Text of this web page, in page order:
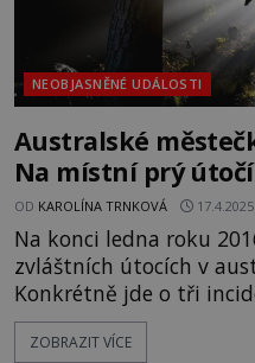
NEOBJASNĚNÉ UDÁLOSTI
Australské
Na místní prý
OD KAROLÍNA TRNKOVÁ 17.4.2025
Na konci ledna roku
zvláštních útocích v
Konkrétně jde o tři
místní lidé někým nebo
obyvatelé tvrdí, že ve
ZOBRAZIT VÍCE